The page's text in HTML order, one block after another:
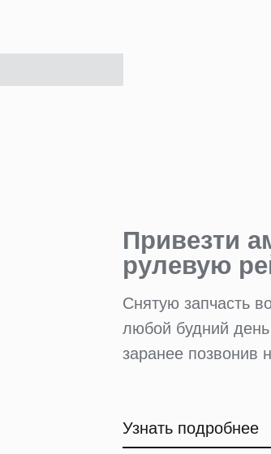
Снятую запчасть
любой будний
заранее позвонив
Узнать подробнее
Привезти
рулевую